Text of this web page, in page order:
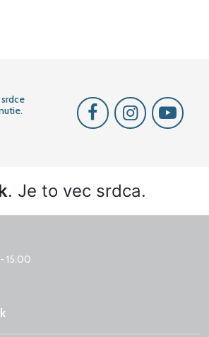
. Je to vec srdca.
15:00